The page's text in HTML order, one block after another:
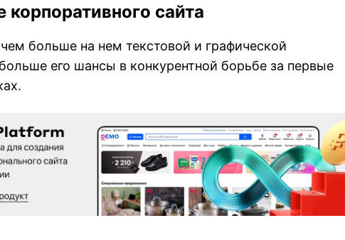
сайта
больше на нем текстовой и графической
его шансы в конкурентной борьбе за первые